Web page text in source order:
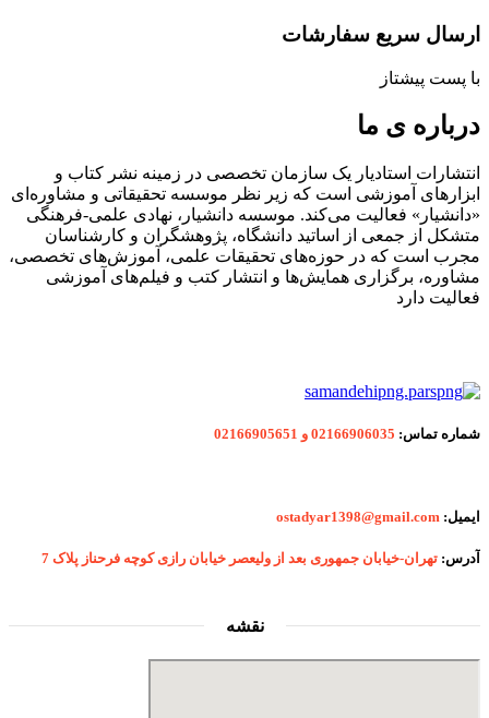
ارسال سریع سفارشات
با پست پیشتاز
درباره ی ما
انتشارات استادیار یک سازمان تخصصی در زمینه نشر کتاب و
ابزارهای آموزشی است که زیر نظر موسسه تحقیقاتی و مشاوره‌ای
«دانشیار» فعالیت می‌کند. موسسه دانشیار، نهادی علمی-فرهنگی
متشکل از جمعی از اساتید دانشگاه، پژوهشگران و کارشناسان
مجرب است که در حوزه‌های تحقیقات علمی، آموزش‌های تخصصی،
مشاوره، برگزاری همایش‌ها و انتشار کتب و فیلم‌های آموزشی
فعالیت دارد
شماره تماس: 02166906035 و 02166905651
ایمیل: ostadyar1398@gmail.com
آدرس: تهران-خیابان جمهوری بعد از ولیعصر خیابان رازی کوچه فرحناز پلاک 7
نقشه